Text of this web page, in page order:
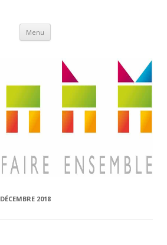
Menu Aller
contenu
DÉCEMBRE 2018